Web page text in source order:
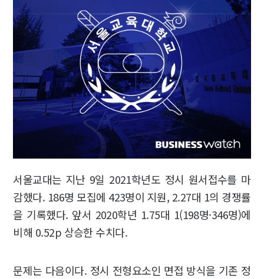
서울교대는 지난 9일 2021학년도 정시 원서접수를 마
감했다. 186명 모집에 423명이 지원, 2.27대 1의 경쟁률
을 기록했다. 앞서 2020학년 1.75대 1(198명·346명)에
비해 0.52p 상승한 수치다.
문제는 다음이다. 정시 전형요소인 면접 방식을 기존 정